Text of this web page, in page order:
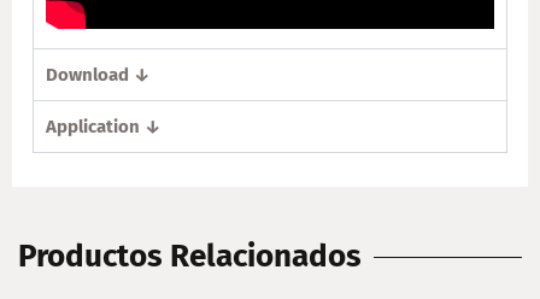
Download ↓
Application ↓
Productos Relacionados